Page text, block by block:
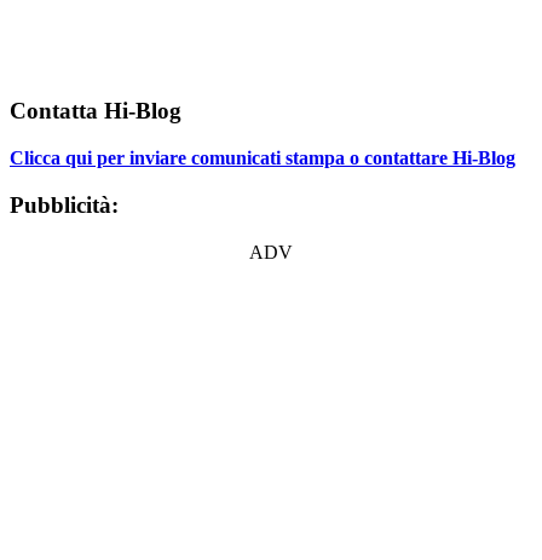
Contatta Hi-Blog
Clicca qui per inviare comunicati stampa o contattare Hi-Blog
Pubblicità:
ADV